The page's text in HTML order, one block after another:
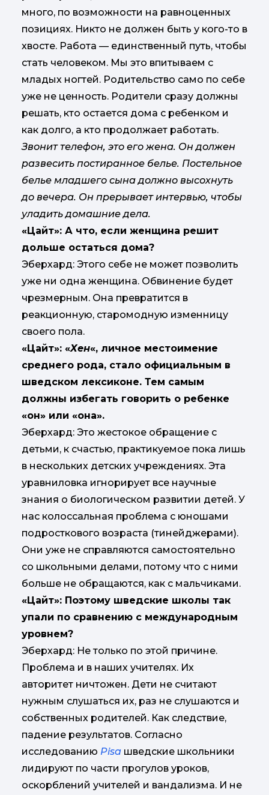
много, по возможности на равноценных
позициях. Никто не должен быть у кого-то в
хвосте. Работа — единственный путь, чтобы
стать человеком. Мы это впитываем с
младых ногтей. Родительство само по себе
уже не ценность. Родители сразу должны
решать, кто остается дома с ребенком и
как долго, а кто продолжает работать.
Звонит телефон, это его жена. Он должен
развесить постиранное белье. Постельное
белье младшего сына должно высохнуть
до вечера. Он прерывает интервью, чтобы
уладить домашние дела.
«Цайт»: А что, если женщина решит
дольше остаться дома?
Эберхард: Этого себе не может позволить
уже ни одна женщина. Обвинение будет
чрезмерным. Она превратится в
реакционную, старомодную изменницу
своего пола.
«Цайт»: «Хен«, личное местоимение
среднего рода, стало официальным в
шведском лексиконе. Тем самым
должны избегать говорить о ребенке
«он» или «она».
Эберхард: Это жестокое обращение с
детьми, к счастью, практикуемое пока лишь
в нескольких детских учреждениях. Эта
уравниловка игнорирует все научные
знания о биологическом развитии детей. У
нас колоссальная проблема с юношами
подросткового возраста (тинейджерами).
Они уже не справляются самостоятельно
со школьными делами, потому что с ними
больше не обращаются, как с мальчиками.
«Цайт»: Поэтому шведские школы так
упали по сравнению с международным
уровнем?
Эберхард: Не только по этой причине.
Проблема и в наших учителях. Их
авторитет ничтожен. Дети не считают
нужным слушаться их, раз не слушаются и
собственных родителей. Как следствие,
падение результатов. Согласно
исследованию Pisa шведские школьники
лидируют по части прогулов уроков,
оскорблений учителей и вандализма. И не